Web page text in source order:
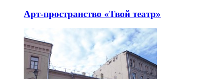
Арт-пространство «Твой театр»